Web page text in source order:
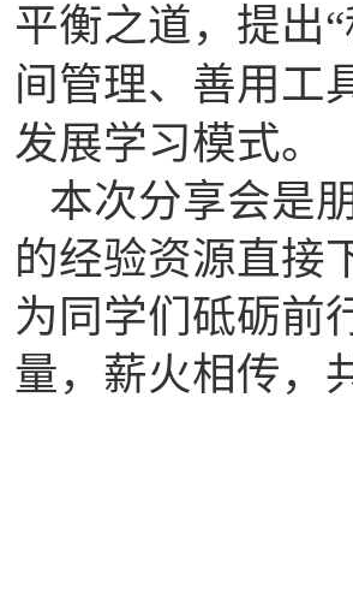
平衡之道，提出“
间管理、善用工
发展学习模式。
本次分享会是
的经验资源直接
为同学们砥砺前
量，薪火相传，